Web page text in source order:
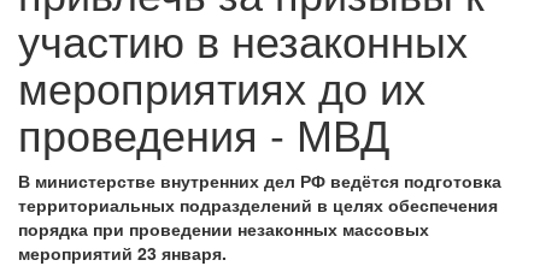
участию в незаконных
мероприятиях до их
проведения - МВД
В министерстве внутренних дел РФ ведётся подготовка
территориальных подразделений в целях обеспечения
порядка при проведении незаконных массовых
мероприятий 23 января.